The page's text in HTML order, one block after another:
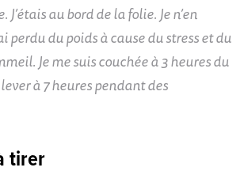
au bord de la folie. Je n’en
perdu du poids à cause du stress et du
Je me suis couchée à 3 heures du
à 7 heures pendant des
tirer